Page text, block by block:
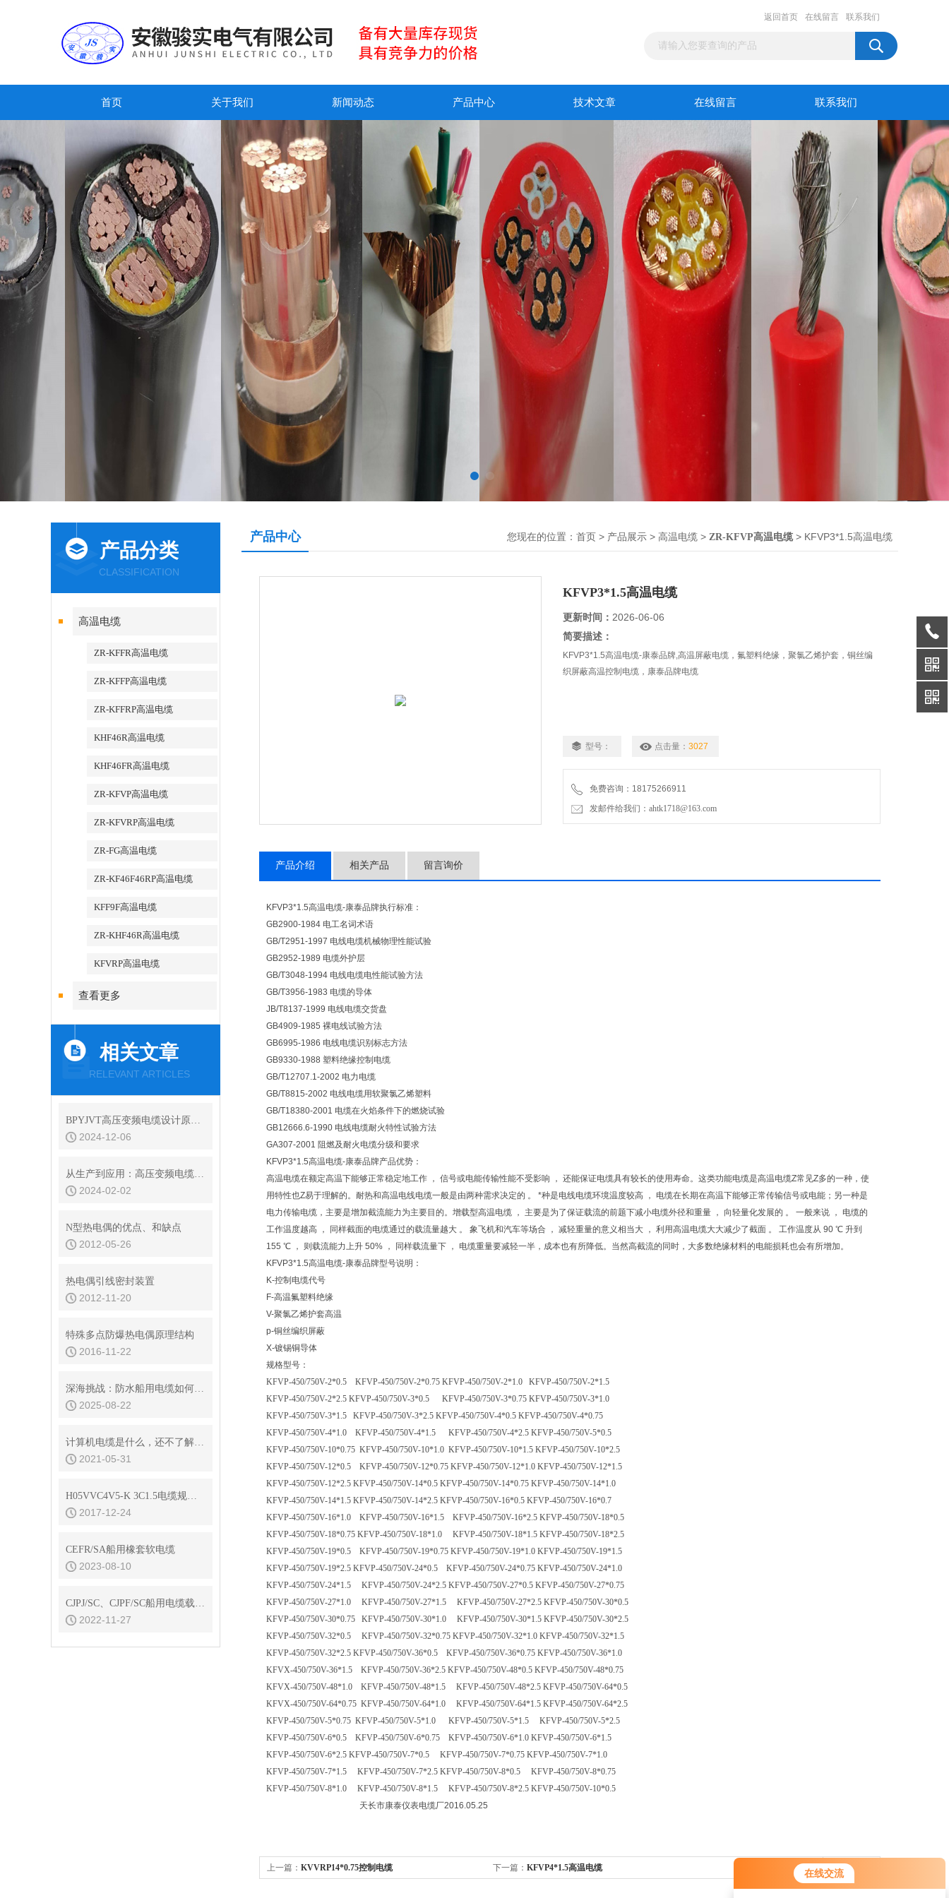
在线交流
返回首页 在线留言 联系我们
首页 关于我们 新闻动态 产品中心 技术文章 在线留言 联系我们
产品分类
CLASSIFICATION
高温电缆
ZR-KFFR高温电缆
ZR-KFFP高温电缆
ZR-KFFRP高温电缆
KHF46R高温电缆
KHF46FR高温电缆
ZR-KFVP高温电缆
ZR-KFVRP高温电缆
ZR-FG高温电缆
ZR-KF46F46RP高温电缆
KFF9F高温电缆
ZR-KHF46R高温电缆
KFVRP高温电缆
查看更多
相关文章
RELEVANT ARTICLES
BPYJVT高压变频电缆设计原理及其技术特点
2024-12-06
从生产到应用：高压变频电缆产业链的完整解析
2024-02-02
N型热电偶的优点、和缺点
2012-05-26
热电偶引线密封装置
2012-11-20
特殊多点防爆热电偶原理结构
2016-11-22
深海挑战：防水船用电缆如何应对高压与腐蚀？
2025-08-22
计算机电缆是什么，还不了解的请看这里！
2021-05-31
H05VVC4V5-K 3C1.5电缆规格书
2017-12-24
CEFR/SA船用橡套软电缆
2023-08-10
CJPJ/SC、CJPF/SC船用电缆载流量
2022-11-27
产品中心 您现在的位置： 首页 > 产品展示 > 高温电缆 > ZR-KFVP高温电缆> KFVP3*1.5高温电缆
KFVP3*1.5高温电缆
更新时间： 2026-06-06
简要描述：
KFVP3*1.5高温电缆-康泰品牌,高温屏蔽电缆，氟塑料绝缘，聚氯乙烯护套，铜丝编
织屏蔽高温控制电缆，康泰品牌电缆
型号： 点击量： 3027
免费咨询：18175266911
发邮件给我们：ahtk1718@163.com
产品介绍 相关产品 留言询价
KFVP3*1.5高温电缆-康泰品牌执行标准：
GB2900-1984 电工名词术语
GB/T2951-1997 电线电缆机械物理性能试验
GB2952-1989 电缆外护层
GB/T3048-1994 电线电缆电性能试验方法
GB/T3956-1983 电缆的导体
JB/T8137-1999 电线电缆交货盘
GB4909-1985 裸电线试验方法
GB6995-1986 电线电缆识别标志方法
GB9330-1988 塑料绝缘控制电缆
GB/T12707.1-2002 电力电缆
GB/T8815-2002 电线电缆用软聚氯乙烯塑料
GB/T18380-2001 电缆在火焰条件下的燃烧试验
GB12666.6-1990 电线电缆耐火特性试验方法
GA307-2001 阻燃及耐火电缆分级和要求
KFVP3*1.5高温电缆-康泰品牌产品优势：
高温电缆在额定高温下能够正常稳定地工作 ， 信号或电能传输性能不受影响 ， 还能保证电缆具有较长的使用寿命。这类功能电缆是高温电缆Z常见Z多的一种，使
用特性也Z易于理解的。耐热和高温电线电缆一般是由两种需求决定的 。 *种是电线电缆环境温度较高 ， 电缆在长期在高温下能够正常传输信号或电能；另一种是
电力传输电缆，主要是增加截流能力为主要目的。增载型高温电缆 ， 主要是为了保证载流的前题下减小电缆外径和重量 ， 向轻量化发展的 。 一般来说 ， 电缆的
工作温度越高 ， 同样截面的电缆通过的载流量越大 。 象飞机和汽车等场合 ， 减轻重量的意义相当大 ， 利用高温电缆大大减少了截面 。 工作温度从 90 ℃ 升到
155 ℃ ， 则载流能力上升 50% ， 同样载流量下 ， 电缆重量要减轻一半，成本也有所降低。当然高截流的同时，大多数绝缘材料的电能损耗也会有所增加。
KFVP3*1.5高温电缆-康泰品牌型号说明：
K-控制电缆代号
F-高温氟塑料绝缘
V-聚氯乙烯护套高温
p-铜丝编织屏蔽
X-镀锡铜导体
规格型号：
KFVP-450/750V-2*0.5
KFVP-450/750V-2*0.75 KFVP-450/750V-2*1.0
KFVP-450/750V-2*1.5
KFVP-450/750V-2*2.5 KFVP-450/750V-3*0.5 KFVP-450/750V-3*0.75 KFVP-450/750V-3*1.0
KFVP-450/750V-3*1.5 KFVP-450/750V-3*2.5 KFVP-450/750V-4*0.5 KFVP-450/750V-4*0.75
KFVP-450/750V-4*1.0 KFVP-450/750V-4*1.5 KFVP-450/750V-4*2.5 KFVP-450/750V-5*0.5
KFVP-450/750V-10*0.75 KFVP-450/750V-10*1.0 KFVP-450/750V-10*1.5 KFVP-450/750V-10*2.5
KFVP-450/750V-12*0.5 KFVP-450/750V-12*0.75 KFVP-450/750V-12*1.0 KFVP-450/750V-12*1.5
KFVP-450/750V-12*2.5 KFVP-450/750V-14*0.5 KFVP-450/750V-14*0.75 KFVP-450/750V-14*1.0
KFVP-450/750V-14*1.5 KFVP-450/750V-14*2.5 KFVP-450/750V-16*0.5 KFVP-450/750V-16*0.7
KFVP-450/750V-16*1.0 KFVP-450/750V-16*1.5 KFVP-450/750V-16*2.5 KFVP-450/750V-18*0.5
KFVP-450/750V-18*0.75 KFVP-450/750V-18*1.0 KFVP-450/750V-18*1.5 KFVP-450/750V-18*2.5
KFVP-450/750V-19*0.5 KFVP-450/750V-19*0.75 KFVP-450/750V-19*1.0 KFVP-450/750V-19*1.5
KFVP-450/750V-19*2.5 KFVP-450/750V-24*0.5 KFVP-450/750V-24*0.75 KFVP-450/750V-24*1.0
KFVP-450/750V-24*1.5 KFVP-450/750V-24*2.5 KFVP-450/750V-27*0.5 KFVP-450/750V-27*0.75
KFVP-450/750V-27*1.0 KFVP-450/750V-27*1.5 KFVP-450/750V-27*2.5 KFVP-450/750V-30*0.5
KFVP-450/750V-30*0.75 KFVP-450/750V-30*1.0 KFVP-450/750V-30*1.5 KFVP-450/750V-30*2.5
KFVP-450/750V-32*0.5 KFVP-450/750V-32*0.75 KFVP-450/750V-32*1.0 KFVP-450/750V-32*1.5
KFVP-450/750V-32*2.5 KFVP-450/750V-36*0.5 KFVP-450/750V-36*0.75 KFVP-450/750V-36*1.0
KFVX-450/750V-36*1.5 KFVP-450/750V-36*2.5 KFVP-450/750V-48*0.5 KFVP-450/750V-48*0.75
KFVX-450/750V-48*1.0 KFVP-450/750V-48*1.5 KFVP-450/750V-48*2.5 KFVP-450/750V-64*0.5
KFVX-450/750V-64*0.75 KFVP-450/750V-64*1.0 KFVP-450/750V-64*1.5 KFVP-450/750V-64*2.5
KFVP-450/750V-5*0.75 KFVP-450/750V-5*1.0 KFVP-450/750V-5*1.5 KFVP-450/750V-5*2.5
KFVP-450/750V-6*0.5 KFVP-450/750V-6*0.75 KFVP-450/750V-6*1.0 KFVP-450/750V-6*1.5
KFVP-450/750V-6*2.5 KFVP-450/750V-7*0.5 KFVP-450/750V-7*0.75 KFVP-450/750V-7*1.0
KFVP-450/750V-7*1.5 KFVP-450/750V-7*2.5 KFVP-450/750V-8*0.5 KFVP-450/750V-8*0.75
KFVP-450/750V-8*1.0 KFVP-450/750V-8*1.5 KFVP-450/750V-8*2.5 KFVP-450/750V-10*0.5
天长市康泰仪表电缆厂2016.05.25
上一篇： KVVRP14*0.75控制电缆 下一篇： KFVP4*1.5高温电缆 返回列表>>